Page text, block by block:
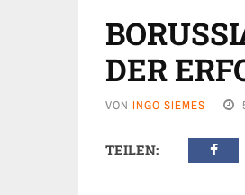
DER
VON INGO SIEMES
TEILEN: